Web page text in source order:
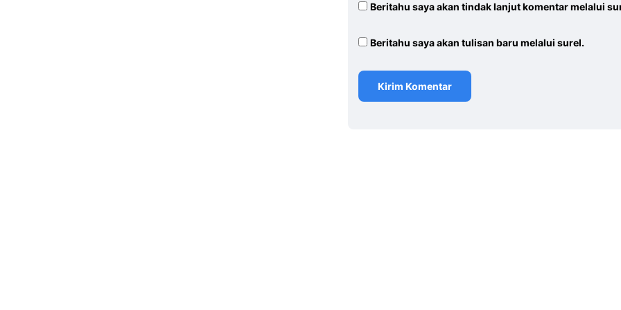
Beritahu saya akan tindak lanjut komentar melalui
Beritahu saya akan tulisan baru melalui surel.